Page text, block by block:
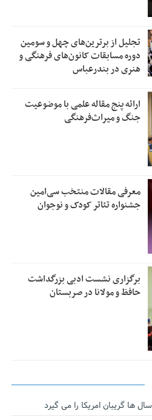
تجلیل از بر‌ترین‌های چهل و سومین
دوره مسابقات کانون‌های فرهنگی و
هنری در بندرعباس
ارائه پنج مقاله علمی با موضوعیت
جنگ و میراث‌فرهنگی
معرفی مقالات منتخب سی‌امین
جشنواره تئاتر کودک و نوجوان
برگزاری نشست ادبی بزرگداشت
حافظ و مولانا در صربستان
ها گریبان امریکا را می گیرد